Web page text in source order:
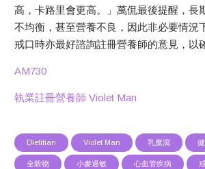
高，卡路里會更高。」萬侃最後提醒，長
不均衡，甚至營養不良，因此非必要情況
戒口時亦最好諮詢註冊營養師的意見，以
AM730
執業註冊營養師 Violet Man
Dietitian Violet Man 乳糜瀉
全穀物 小麥過敏 心血管疾病